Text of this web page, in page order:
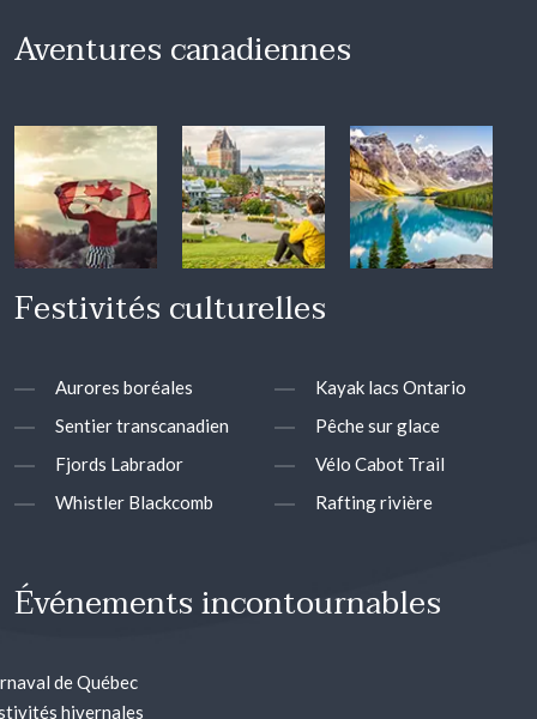
Aventures canadiennes
Festivités culturelles
Aurores boréales
Sentier transcanadien
Fjords Labrador
Whistler Blackcomb
Kayak lacs Ontario
Pêche sur glace
Vélo Cabot Trail
Rafting rivière
Événements incontournables
de Québec
hivernales